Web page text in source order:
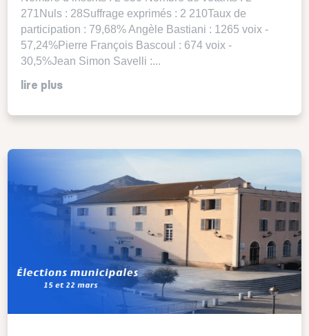
271Nuls : 28Suffrage exprimés : 2 210Taux de
participation : 79,68% Angèle Bastiani : 1265 voix -
57,24%Pierre François Bascoul : 674 voix -
30,5%Jean Simon Savelli :...
lire plus